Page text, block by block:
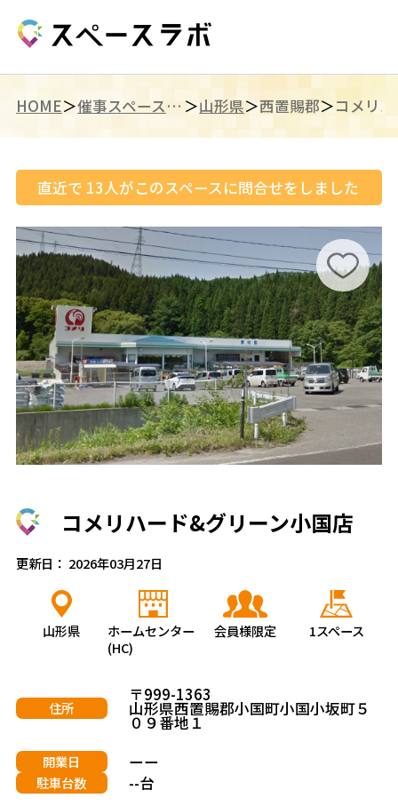
HOME 催事スペース（東北） 山形県 西置賜郡
直近で 13人がこのスペースに問合せをしました
コメリハード&グリーン小国店
更新日： 2026年03月27日
山形県
ホームセンター
(HC)
会員様限定 1スペース
住所
〒999-1363
山形県西置賜郡小国町小国小坂町５
０９番地１
開業日 ーー
駐車台数 --台